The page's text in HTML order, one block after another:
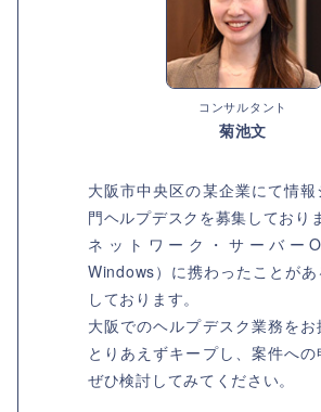
コンサルタント
菊池文
大阪市中央区の某企業にて情報
門ヘルプデスクを募集しており
ネットワーク・サーバー
Windows）に携わったことが
しております。
大阪でのヘルプデスク業務をお
とりあえずキープし、案件への
ぜひ検討してみてください。